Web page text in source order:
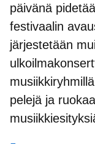
päivänä
festivaalin
järjestetään
pelejä ja